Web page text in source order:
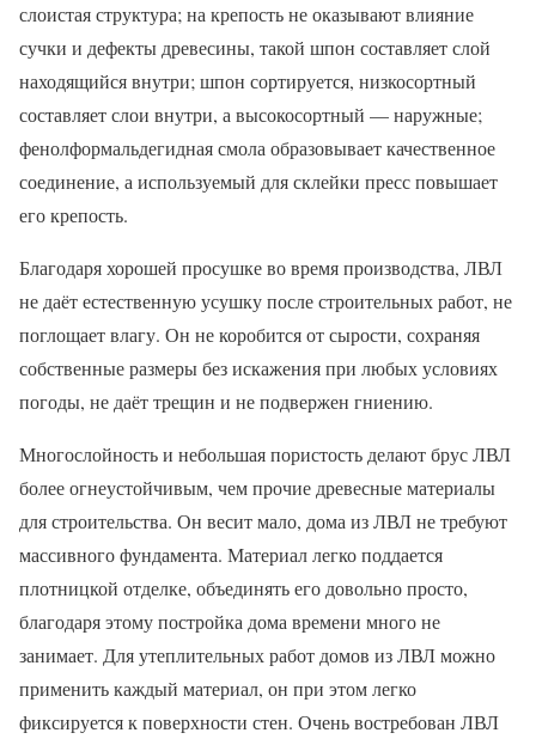
слоистая структура; на крепость не оказывают влияние
сучки и дефекты древесины, такой шпон составляет слой
находящийся внутри; шпон сортируется, низкосортный
составляет слои внутри, а высокосортный — наружные;
фенолформальдегидная смола образовывает качественное
соединение, а используемый для склейки пресс повышает
его крепость.
Благодаря хорошей просушке во время производства, ЛВЛ
не даёт естественную усушку после строительных работ, не
поглощает влагу. Он не коробится от сырости, сохраняя
собственные размеры без искажения при любых условиях
погоды, не даёт трещин и не подвержен гниению.
Многослойность и небольшая пористость делают брус ЛВЛ
более огнеустойчивым, чем прочие древесные материалы
для строительства. Он весит мало, дома из ЛВЛ не требуют
массивного фундамента. Материал легко поддается
плотницкой отделке, объединять его довольно просто,
благодаря этому постройка дома времени много не
занимает. Для утеплительных работ домов из ЛВЛ можно
применить каждый материал, он при этом легко
фиксируется к поверхности стен. Очень востребован ЛВЛ